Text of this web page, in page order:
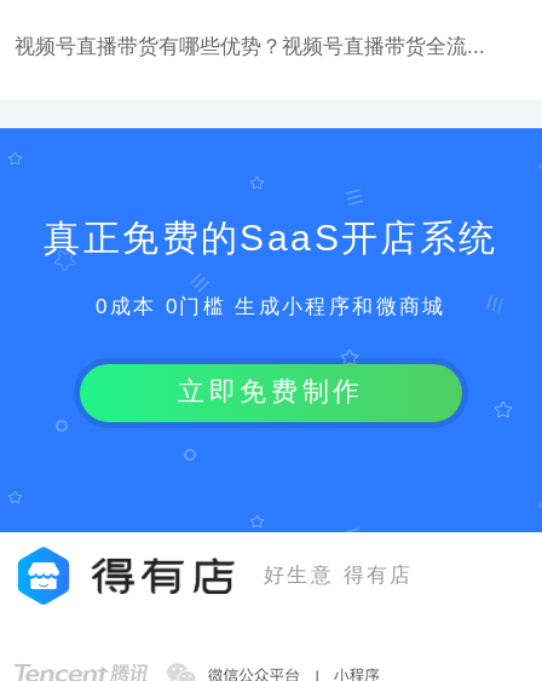
视频号直播带货有哪些优势？视频号直播带货全流...
真正免费的SaaS开店系统
0成本 0门槛 生成小程序和微商城
立即免费制作
好生意 得有店